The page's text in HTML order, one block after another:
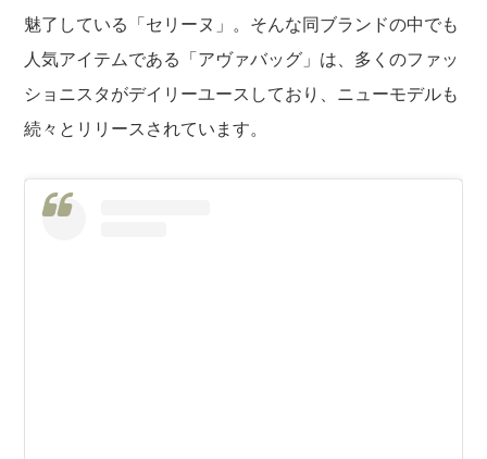
魅了している「セリーヌ」。そんな同ブランドの中でも
人気アイテムである「アヴァバッグ」は、多くのファッ
ショニスタがデイリーユースしており、ニューモデルも
続々とリリースされています。